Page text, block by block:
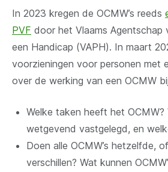
In 2023 kregen de OCMW’s reeds
PVF door het Vlaams Agentschap
een Handicap (VAPH). In maart
voorzieningen voor personen met
over de werking van een OCMW
Welke taken heeft het OCMW?
wetgevend vastgelegd, en
Doen alle OCMW’s hetzelfde,
verschillen? Wat kunnen